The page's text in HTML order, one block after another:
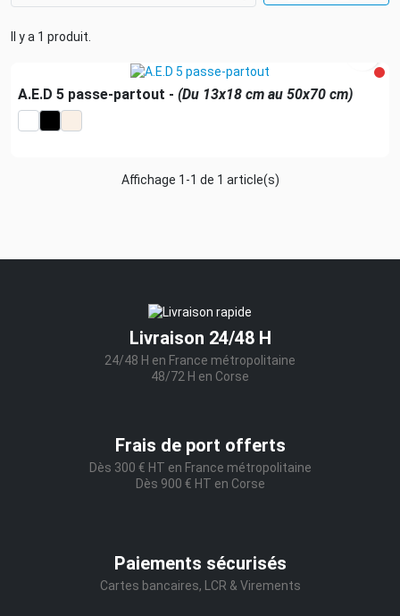
Il y a 1 produit.
A.E.D 5 passe-partout - (Du 13x18 cm au 50x70 cm)
Affichage 1-1 de 1 article(s)
Livraison 24/48 H
24/48 H en France métropolitaine
48/72 H en Corse
Frais de port offerts
Dès 300 € HT en France métropolitaine
Dès 900 € HT en Corse
Paiements sécurisés
Cartes bancaires, LCR & Virements